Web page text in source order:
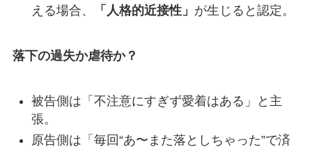
える場合、
「人格的近接性」 が生じると認定。
落下の過失か虐待か？
被告側は「不注意にすぎず愛着はある」と主
張。
原告側は「毎回“あ〜また落としちゃった”で済